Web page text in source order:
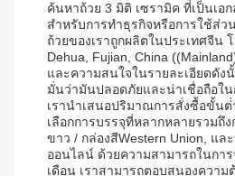
ค้นหาถ้วย 3 มิติ เซรามิค ที่เป็นเ
สําหรับการทําธุรกิจหรือการใช้ส่
ถ้วยของเราถูกผลิตในประเทศจีน
Dehua, Fujian, China
และความสนใจในรายละเอียดดัง
มั่นว่ามันปลอดภัยและน่าเชื่อถือใน
เรานําเสนอปริมาณการสั่งซื้อขั้นต่ํ
เลือกการบรรจุที่หลากหลายรวมถึ
ขาว / กล่องสีWestern Union, แล
ออนไลน์ ด้วยความสามารถในกา
เดือน เราสามารถตอบสนองความ